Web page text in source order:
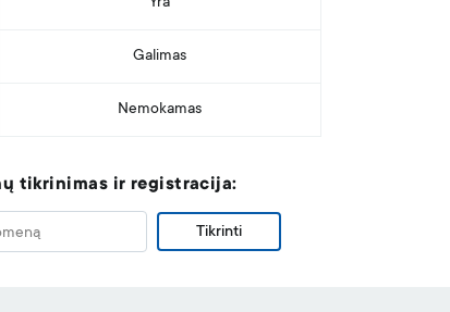
Galimas
Nemokamas
tikrinimas ir registracija:
Tikrinti